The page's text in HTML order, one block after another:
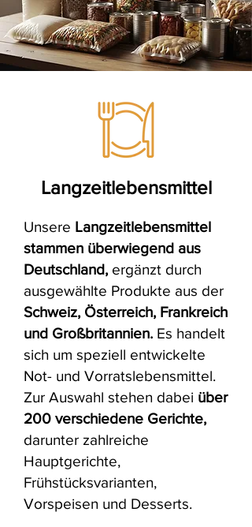
Langzeitlebensmittel
Unsere Langzeitlebensmittel
stammen überwiegend aus
Deutschland, ergänzt durch
ausgewählte Produkte aus der
Schweiz, Österreich, Frankreich
und Großbritannien. Es handelt
sich um speziell entwickelte
Not- und Vorratslebensmittel.
Zur Auswahl stehen dabei über
200 verschiedene Gerichte,
darunter zahlreiche
Hauptgerichte,
Frühstücksvarianten,
Vorspeisen und Desserts.